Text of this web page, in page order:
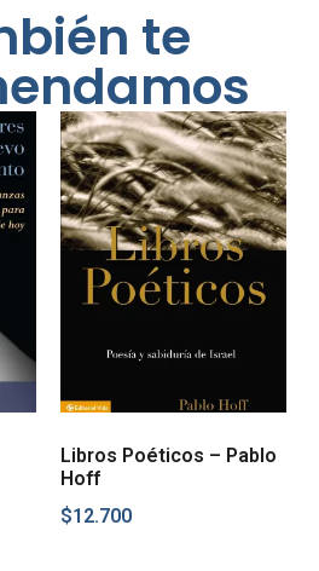
te
Libros Poéticos – Pablo
Hoff
$12.700